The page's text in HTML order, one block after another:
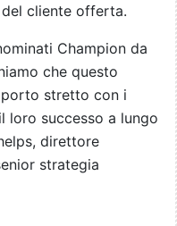
cliente offerta.
Champion da
che questo
stretto con i
loro successo a lungo
direttore
strategia